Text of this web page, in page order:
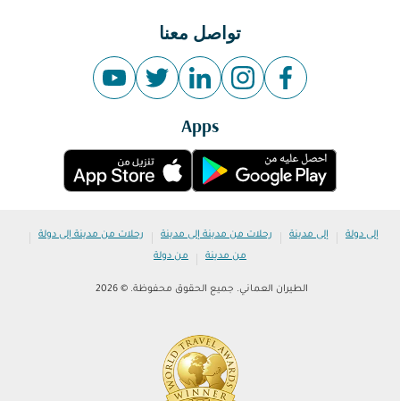
تواصل معنا
Apps
إلى دولة | إلى مدينة | رحلات من مدينة إلى مدينة | رحلات من مدينة إلى دولة |
من مدينة | من دولة
الطيران العماني. جميع الحقوق محفوظة. © 2026